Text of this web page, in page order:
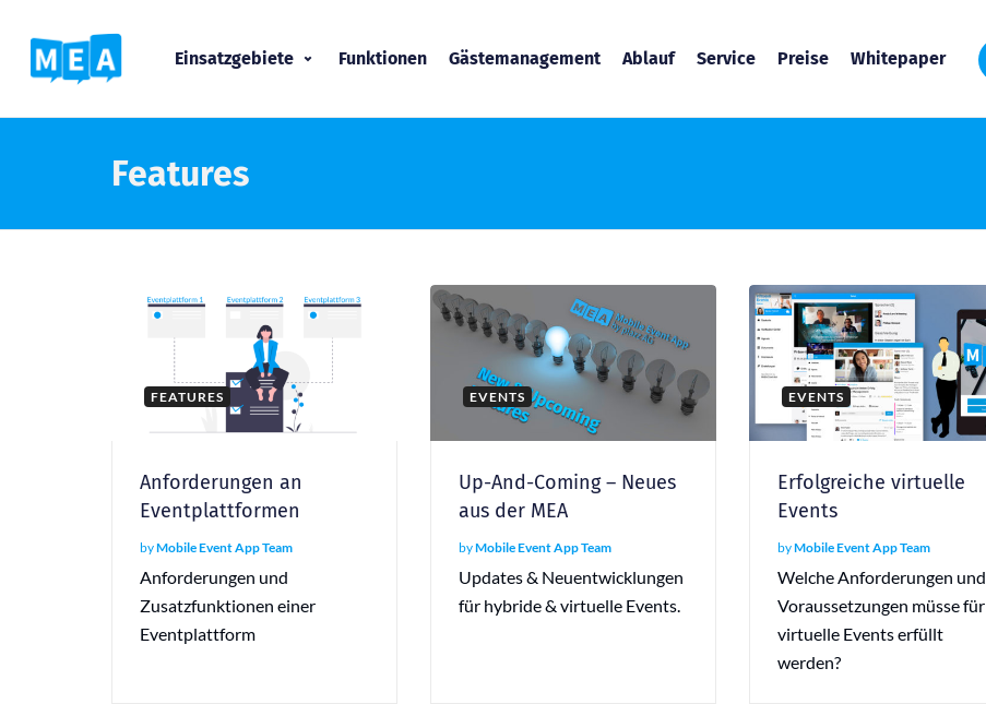
Einsatzgebiete Funktionen Gästemanagement Ablauf Service Preise Whitepaper
Features
FEATURES
Anforderungen an
Eventplattformen
byMobile Event App Team
Anforderungen und
Zusatzfunktionen einer
Eventplattform
EVENTS
Up-And-Coming – Neues
aus der MEA
byMobile Event App Team
Updates & Neuentwicklungen
für hybride & virtuelle Events.
EVENTS
Erfolgreiche virtuelle
Events
byMobile Event App Team
Welche Anforderungen und
Voraussetzungen müsse für
virtuelle Events erfüllt
werden?